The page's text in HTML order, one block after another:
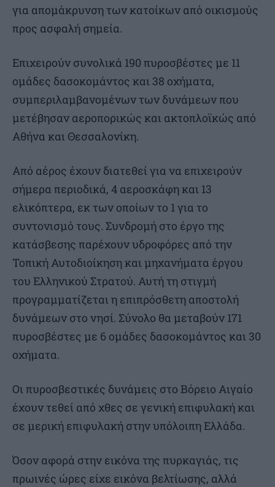
για απομάκρυνση των κατοίκων από οικισμούς
προς ασφαλή σημεία.
Επιχειρούν συνολικά 190 πυροσβέστες με 11
ομάδες δασοκομάντος και 38 οχήματα,
συμπεριλαμβανομένων των δυνάμεων που
μετέβησαν αεροπορικώς και ακτοπλοϊκώς από
Αθήνα και Θεσσαλονίκη.
Από αέρος έχουν διατεθεί για να επιχειρούν
σήμερα περιοδικά, 4 αεροσκάφη και 13
ελικόπτερα, εκ των οποίων το 1 για το
συντονισμό τους. Συνδρομή στο έργο της
κατάσβεσης παρέχουν υδροφόρες από την
Τοπική Αυτοδιοίκηση και μηχανήματα έργου
του Ελληνικού Στρατού. Αυτή τη στιγμή
προγραμματίζεται η επιπρόσθετη αποστολή
δυνάμεων στο νησί. Σύνολο θα μεταβούν 171
πυροσβέστες με 6 ομάδες δασοκομάντος και 30
οχήματα.
Οι πυροσβεστικές δυνάμεις στο Βόρειο Αιγαίο
έχουν τεθεί από χθες σε γενική επιφυλακή και
σε μερική επιφυλακή στην υπόλοιπη Ελλάδα.
Όσον αφορά στην εικόνα της πυρκαγιάς, τις
πρωινές ώρες είχε εικόνα βελτίωσης, αλλά